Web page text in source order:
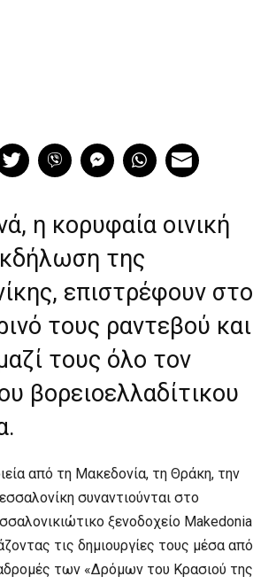
η κορυφαία οινική
της
επιστρέφουν στο
τους ραντεβού και
τους όλο τον
βορειοελλαδίτικου
από τη Μακεδονία, τη Θράκη, την
συναντιούνται στο
ξενοδοχείο Makedonia
τις δημιουργίες τους μέσα από
των «Δρόμων του Κρασιού της